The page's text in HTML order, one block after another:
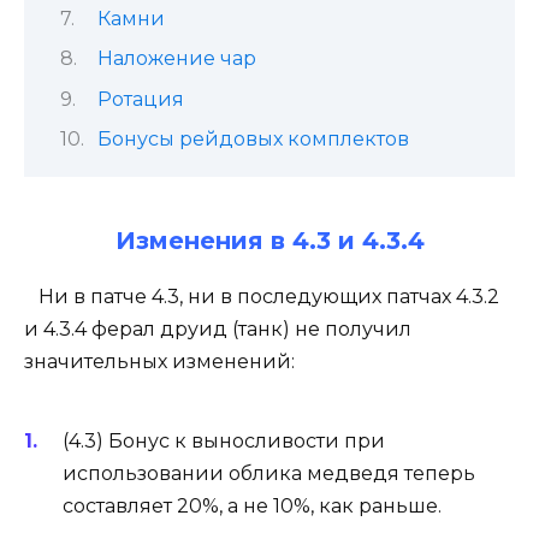
Камни
Наложение чар
Ротация
Бонусы рейдовых комплектов
Изменения в 4.3 и 4.3.4
Ни в патче 4.3, ни в последующих патчах 4.3.2
и 4.3.4 ферал друид (танк) не получил
значительных изменений:
(4.3) Бонус к выносливости при
использовании облика медведя теперь
составляет 20%, а не 10%, как раньше.